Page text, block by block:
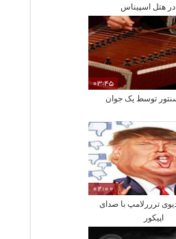
در هتل اسپیناس
03:45
توسط یک جوان
02:00
ترررلامپ با صدای
اپیکور